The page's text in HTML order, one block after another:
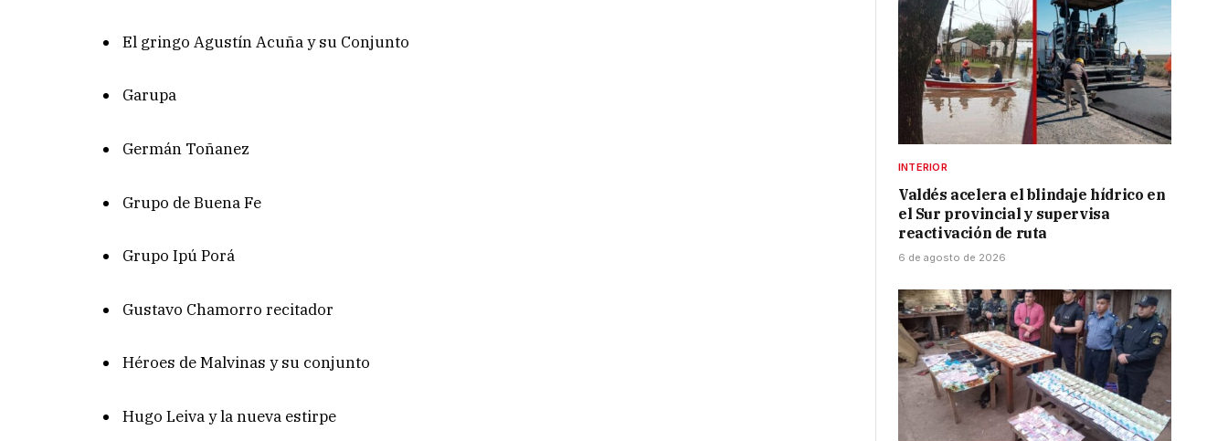
El gringo Agustín Acuña y su Conjunto
Garupa
Germán Toñanez
Grupo de Buena Fe
Grupo Ipú Porá
Gustavo Chamorro recitador
Héroes de Malvinas y su conjunto
Hugo Leiva y la nueva estirpe
INTERIOR
Valdés acelera el blindaje hídrico en
el Sur provincial y supervisa
reactivación de ruta
6 de agosto de 2026